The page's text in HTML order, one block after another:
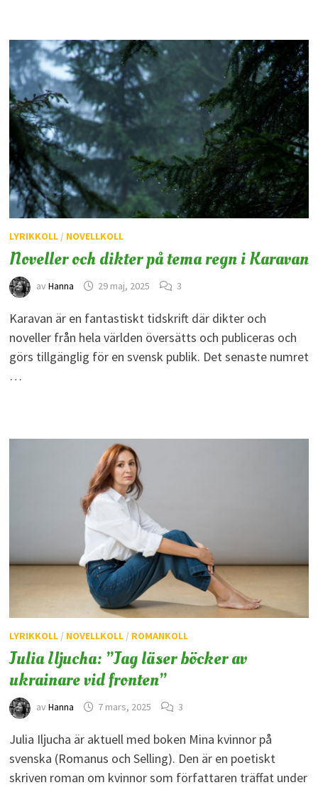
LYRIKKOLL/ NOVELLKOLL
Noveller och dikter på tema regn i Karavan
av Hanna 29 maj, 2025 3
Karavan är en fantastiskt tidskrift där dikter och
noveller från hela världen översätts och publiceras och
görs tillgänglig för en svensk publik. Det senaste numret
…
LYRIKKOLL/ NOVELLKOLL/ ROMANKOLL
Julia Iljucha: ”Jag läser böcker av
ukrainare vid fronten”
av Hanna 7 mars, 2025 3
Julia Iljucha är aktuell med boken Mina kvinnor på
svenska (Romanus och Selling). Den är en poetiskt
skriven roman om kvinnor som författaren träffat under